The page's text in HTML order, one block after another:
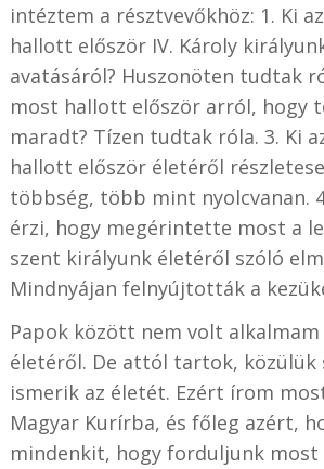
intéztem a résztvevőkhöz: 1. Ki
hallott először IV. Károly
avatásáról? Huszonöten tudtak
most hallott először arról, hogy
maradt? Tízen tudtak róla. 3. Ki
hallott először életéről
többség, több mint nyolcvanan.
érzi, hogy megérintette most a
szent királyunk életéről szóló
Mindnyájan felnyújtották a
Papok között nem volt alkalmam
életéről. De attól tartok, közülük
ismerik az életét. Ezért írom
Magyar Kurírba, és főleg azért,
mindenkit, hogy forduljunk